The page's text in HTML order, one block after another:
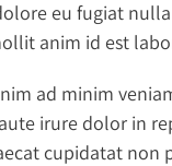
eu fugiat
anim id est
ad minim
irure dolor in
cupidatat